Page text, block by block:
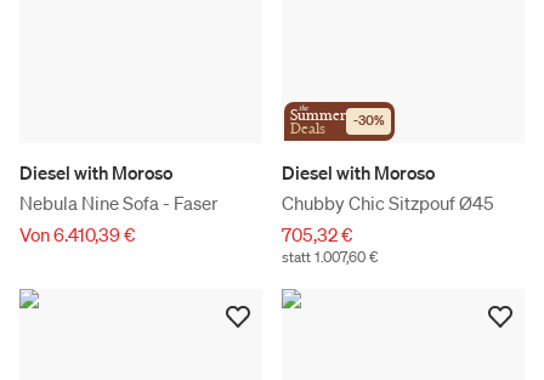
Diesel with Moroso
Nebula Nine Sofa - Faser
Von 6.410,39 €
the
Summer
Deals -30%
Diesel with Moroso
Chubby Chic Sitzpouf Ø45
705,32 €
statt 1.007,60 €